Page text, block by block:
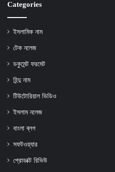
Categories
ইসলামিক নাম
টেক নলেজ
ডকুমেন্ট ফরমেট
হিন্দু নাম
টিউটোরিয়াল ভিডিও
ইসলাম নলেজ
বাংলা ব্লগ
সফটওয়্যার
প্রোডাক্ট রিভিউ